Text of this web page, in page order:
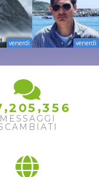
venerdì venerdì
,2 05 ,35 6
MESSAGGI